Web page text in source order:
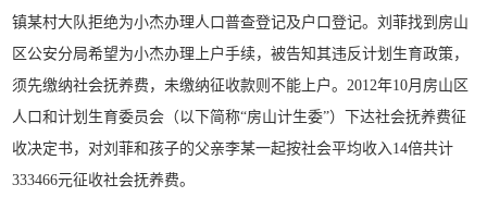
镇某村大队拒绝为小杰办理人口普查登记及户口登记。刘菲找到房山
区公安分局希望为小杰办理上户手续，被告知其违反计划生育政策，
须先缴纳社会抚养费，未缴纳征收款则不能上户。2012年10月房山区
人口和计划生育委员会（以下简称“房山计生委”）下达社会抚养费征
收决定书，对刘菲和孩子的父亲李某一起按社会平均收入14倍共计
333466元征收社会抚养费。